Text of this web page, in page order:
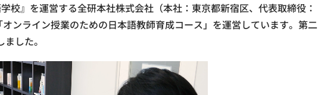
校』を運営する全研本社株式会社（本社：東京都新宿区、代表取締役：
ンライン授業のための日本語教師育成コース」を運営しています。第二
した。